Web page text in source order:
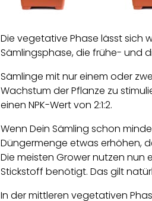
Die vegetative Phase lässt sich
Sämlingsphase, die frühe- und
Sämlinge mit nur einem oder
Wachstum der Pflanze zu
einen NPK-Wert von 2:1:2.
Wenn Dein Sämling schon
Düngermenge etwas erhöhen,
Die meisten Grower nutzen nun
Stickstoff benötigt. Das gilt
In der mittleren vegetativen